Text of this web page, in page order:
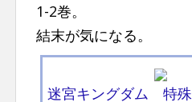
1-2巻。
結末が気になる。
迷宮キングダム 特殊